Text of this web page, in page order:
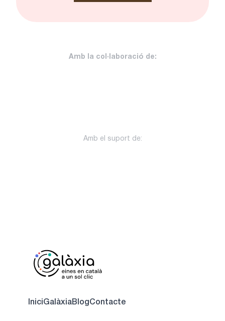
Amb la col·laboració de:
Amb el suport de:
IniciGalàxiaBlogContacte